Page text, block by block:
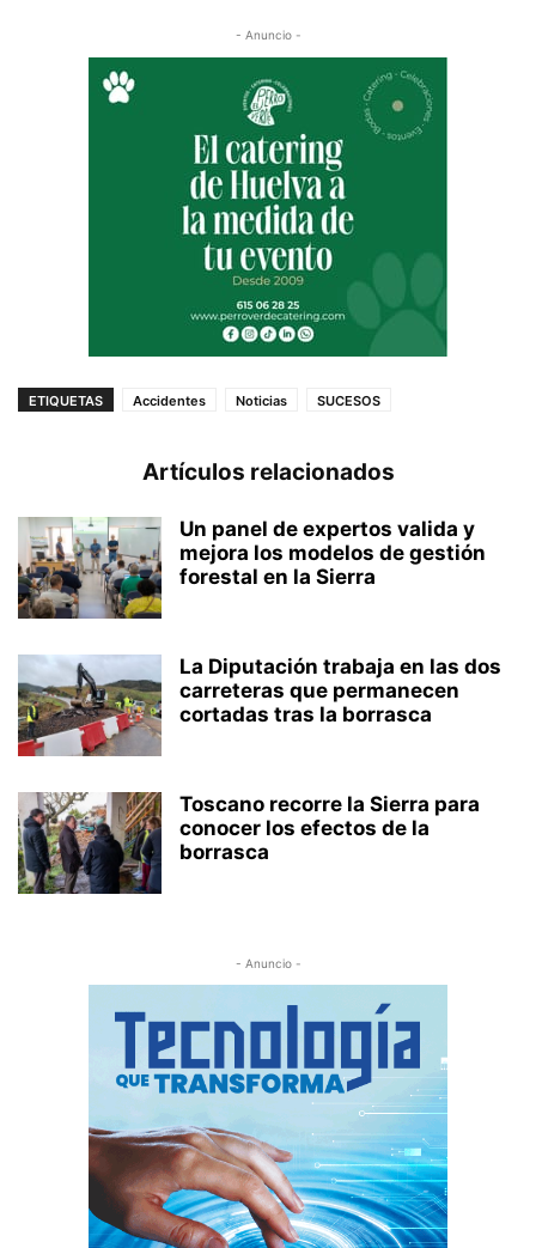
- Anuncio -
ETIQUETAS Accidentes Noticias SUCESOS
Artículos relacionados
Un panel de expertos valida y
mejora los modelos de gestión
forestal en la Sierra
La Diputación trabaja en las dos
carreteras que permanecen
cortadas tras la borrasca
Toscano recorre la Sierra para
conocer los efectos de la
borrasca
- Anuncio -